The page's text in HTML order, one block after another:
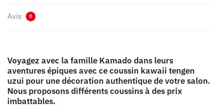
Avis 0
Voyagez avec la famille Kamado dans leurs
aventures épiques avec ce coussin kawaii tengen
uzui pour une décoration authentique de votre salon.
Nous proposons différents coussins à des prix
imbattables.